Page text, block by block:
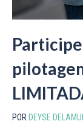
POR DEYSE